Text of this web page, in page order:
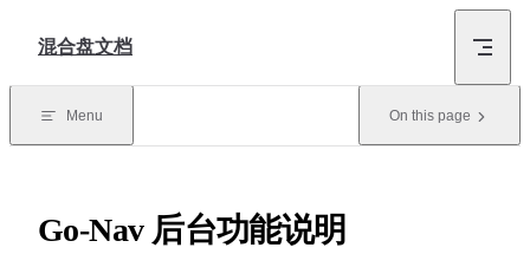
混合盘文档
Menu On this page
Go-Nav 后台功能说明